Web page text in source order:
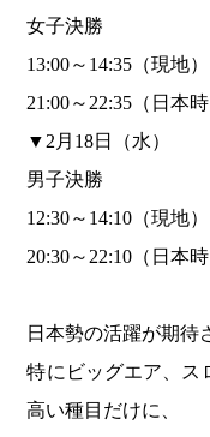
女子決勝
13:00～14:35（現地）
21:00～22:35（日本時
▼2月18日（水）
男子決勝
12:30～14:10（現地）
20:30～22:10（日本時
日本勢の活躍が期待
特にビッグエア、ス
高い種目だけに、